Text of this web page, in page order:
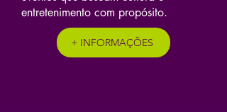
entretenimento com propósito.
+ INFORMAÇÕES